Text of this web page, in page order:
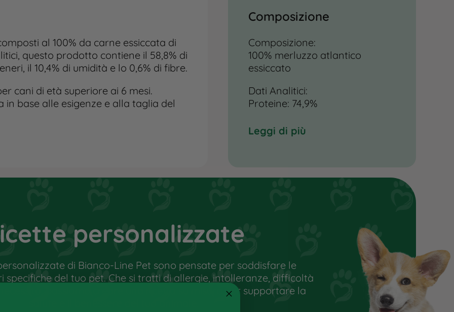
al 100% da carne essiccata di
questo prodotto contiene il 58,8% di
il 10,4% di umidità e lo 0,6% di fibre.
cani di età superiore ai 6 mesi.
base alle esigenze e alla taglia del
corretto può portare il cane in una
Composizione
Composizione:
100% merluzzo atlantico
essiccato
Dati Analitici:
Proteine: 74,9%
Umidità: 13%
Istruzioni per luso:
premio a cani di età superiore
Leggi di più
personalizzate
di Bianco-Line Pet sono pensate per soddisfare le
specifiche del tuo pet. Che si tratti di allergie, intolleranze, difficoltà
possiamo creare una ricetta su misura per supportare la